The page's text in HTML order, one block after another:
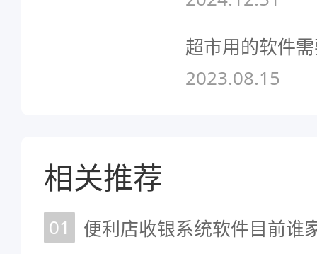
超市用的软件
2023.08.15
相关推荐
01
便利店收银系统软件目前谁